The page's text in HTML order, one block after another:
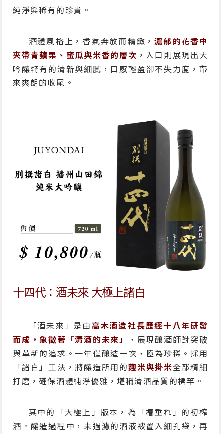
純淨與稀有的珍貴。
酒體風格上，香氣奔放而精緻，濃郁的花香中
夾帶青蘋果、蜜瓜與米香的層次 ，入口則展現出大
吟釀特有的清新與細膩，口感輕盈卻不失力度，帶
來爽朗的收尾。
十四代：酒未來 大極上諸白
「酒未來」是由 高木酒造社長歷經十八年研發
而成，象徵著「清酒的未來」
，展現釀酒師對突破
與革新的追求。一年僅釀造一次，極為珍稀。採用
「諸白」工法，將釀造所用的麴米與掛米全部精細
打磨，確保酒體純淨優雅，堪稱清酒品質的標竿。
其中的「大極上」版本，為「槽垂れ」的初榨
酒。釀造過程中，未過濾的酒液被置入細孔袋，再